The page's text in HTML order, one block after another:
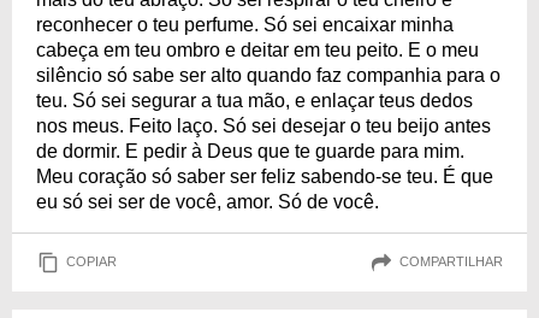
reconhecer o teu perfume. Só sei encaixar minha
cabeça em teu ombro e deitar em teu peito. E o meu
silêncio só sabe ser alto quando faz companhia para o
teu. Só sei segurar a tua mão, e enlaçar teus dedos
nos meus. Feito laço. Só sei desejar o teu beijo antes
de dormir. E pedir à Deus que te guarde para mim.
Meu coração só saber ser feliz sabendo-se teu. É que
eu só sei ser de você, amor. Só de você.
COPIAR COMPARTILHAR